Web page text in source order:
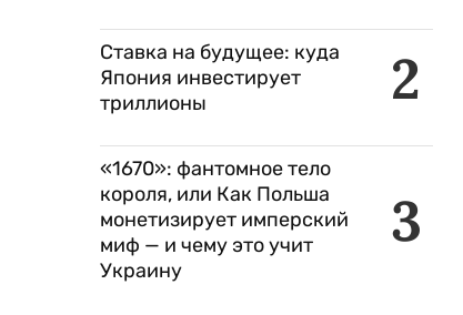
2
Ставка на будущее: куда
Япония инвестирует
триллионы
3
«1670»: фантомное тело
короля, или Как Польша
монетизирует имперский
миф — и чему это учит
Украину